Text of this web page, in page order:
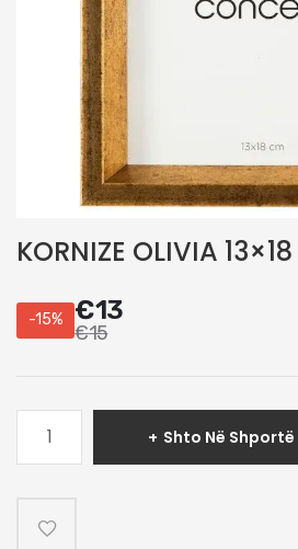
KORNIZE OLIVIA 13×18
-15% €13
€15
KORNIZE
Shto Në Shportë